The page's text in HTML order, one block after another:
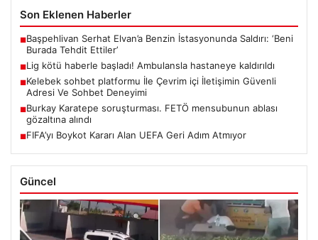
Son Eklenen Haberler
■Başpehlivan Serhat Elvan’a Benzin İstasyonunda Saldırı: ‘Beni
Burada Tehdit Ettiler’
■Lig kötü haberle başladı! Ambulansla hastaneye kaldırıldı
■Kelebek sohbet platformu İle Çevrim içi İletişimin Güvenli
Adresi Ve Sohbet Deneyimi
■Burkay Karatepe soruşturması. FETÖ mensubunun ablası
gözaltına alındı
■FIFA’yı Boykot Kararı Alan UEFA Geri Adım Atmıyor
Güncel